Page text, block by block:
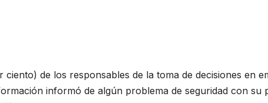
ciento) de los responsables de la toma de decisiones en
informó de algún problema de seguridad con su